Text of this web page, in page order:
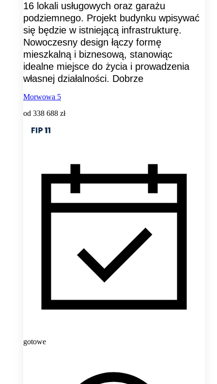
16 lokali usługowych oraz garażu
podziemnego. Projekt budynku wpisywać
się będzie w istniejącą infrastrukturę.
Nowoczesny design łączy formę
mieszkalną i biznesową, stanowiąc
idealne miejsce do życia i prowadzenia
własnej działalności. Dobrze
Morwowa 5
od 338 688 zł
gotowe